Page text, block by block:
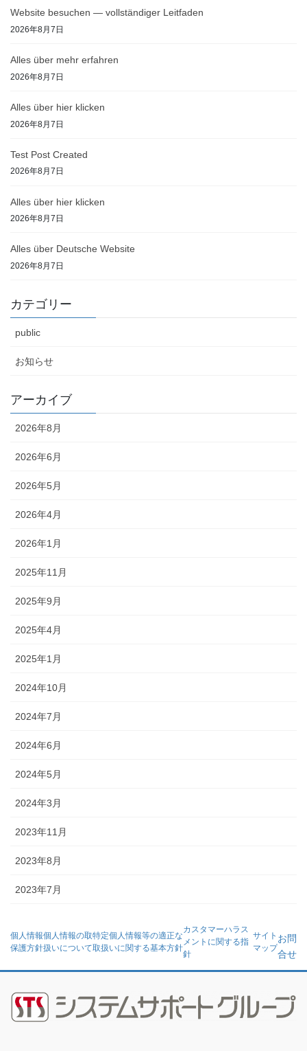
Website besuchen — vollständiger Leitfaden
2026年8月7日
Alles über mehr erfahren
2026年8月7日
Alles über hier klicken
2026年8月7日
Test Post Created
2026年8月7日
Alles über hier klicken
2026年8月7日
Alles über Deutsche Website
2026年8月7日
カテゴリー
public
お知らせ
アーカイブ
2026年8月
2026年6月
2026年5月
2026年4月
2026年1月
2025年11月
2025年9月
2025年4月
2025年1月
2024年10月
2024年7月
2024年6月
2024年5月
2024年3月
2023年11月
2023年8月
2023年7月
個人情報
保護方針
個人情報の取
扱いについて
特定個人情報等の適正な
取扱いに関する基本方針
カスタマーハラス
メントに関する指
針
サイト
マップ
お問
合せ